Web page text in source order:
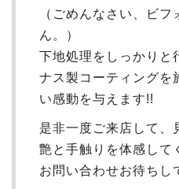
（ごめんなさい、ビフ
ん。）
下地処理をしっかりと
ナス製コーティングを
い感動を与えます!!
是非一度ご来店して、
艶と手触りを体感して
お問い合わせお待ちし